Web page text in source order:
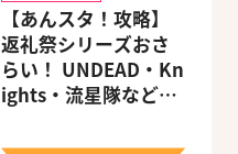
【あんスタ！攻略】
返礼祭シリーズおさ
らい！ UNDEAD・Kn
ights・流星隊など、
ェック